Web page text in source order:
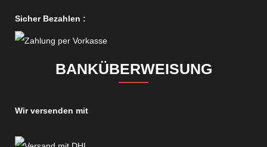
Sicher Bezahlen :
BANKÜBERWEISUNG
Wir versenden mit